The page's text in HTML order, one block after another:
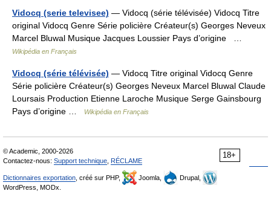
Vidocq (serie televisee) — Vidocq (série télévisée) Vidocq Titre
original Vidocq Genre Série policière Créateur(s) Georges Neveux
Marcel Bluwal Musique Jacques Loussier Pays d’origine …
Wikipédia en Français
Vidocq (série télévisée) — Vidocq Titre original Vidocq Genre
Série policière Créateur(s) Georges Neveux Marcel Bluwal Claude
Loursais Production Etienne Laroche Musique Serge Gainsbourg
Pays d’origine …
Wikipédia en Français
18+
© Academic, 2000-2026
Contactez-nous: Support technique RÉCLAME
Dictionnaires exportation , créé sur PHP, Joomla,
Drupal,
WordPress, MODx.